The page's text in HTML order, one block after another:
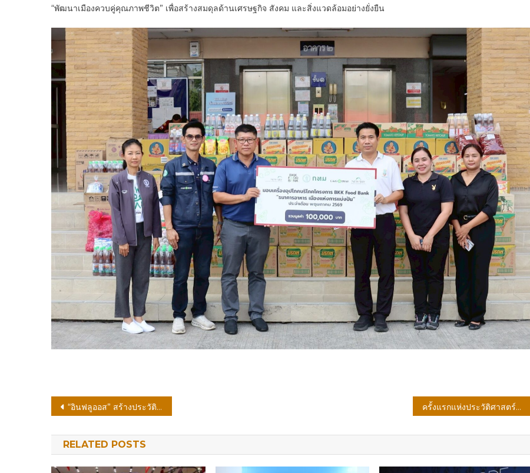
“พัฒนาเมืองควบคู่คุณภาพชีวิต” เพื่อสร้างสมดุลด้านเศรษฐกิจ สังคม และสิ่งแวดล้อมอย่างยั่งยืน
แนะแนว
เรื่อง
“อินฟลูออส” สร้างประวัติศาสตร์หน้าใหม่! ขนทัพ 5 ตำนานแข้งโลกบุกไทย ใน “Living Legends Football Festival 2026” มอบโมเมนต์เอ็กซ์คลูซีฟให้แฟนบอลชาวไทย ครั้งแรกแห่งประวัติศาสตร์“ราชพัสตราสู่สากล La Mode en Majesté: Royal Thai Dress from Tradition to Modernity เปิดให้เข้าชมแล้ว ณ Musée des Arts Decoratis @madparis กรุงปารีส สาธารณรัฐฝรั่งเศส ตั้งแต่วันที่ 13 พฤษภาคม – 1 พฤศจิกายน 2569
RELATED POSTS